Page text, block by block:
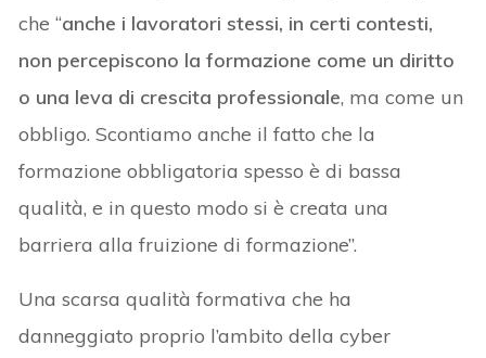
che “anche i lavoratori stessi, in certi contesti,
non percepiscono la formazione come un diritto
o una leva di crescita professionale, ma come un
obbligo. Scontiamo anche il fatto che la
formazione obbligatoria spesso è di bassa
qualità, e in questo modo si è creata una
barriera alla fruizione di formazione”.
Una scarsa qualità formativa che ha
danneggiato proprio l’ambito della cyber